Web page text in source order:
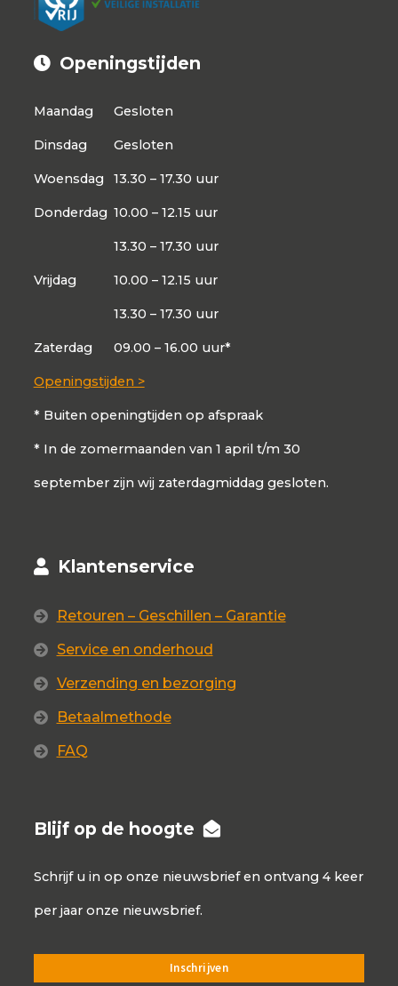
Openingstijden
Maandag Gesloten
Dinsdag Gesloten
Woensdag 13.30 – 17.30 uur
Donderdag 10.00 – 12.15 uur
13.30 – 17.30 uur
Vrijdag 10.00 – 12.15 uur
13.30 – 17.30 uur
Zaterdag 09.00 – 16.00 uur*
Openingstijden >
* Buiten openingtijden op afspraak
* In de zomermaanden van 1 april t/m 30
september zijn wij zaterdagmiddag gesloten.
Klantenservice
Retouren – Geschillen – Garantie
Service en onderhoud
Verzending en bezorging
Betaalmethode
FAQ
Blijf op de hoogte
Schrijf u in op onze nieuwsbrief en ontvang 4 keer
per jaar onze nieuwsbrief.